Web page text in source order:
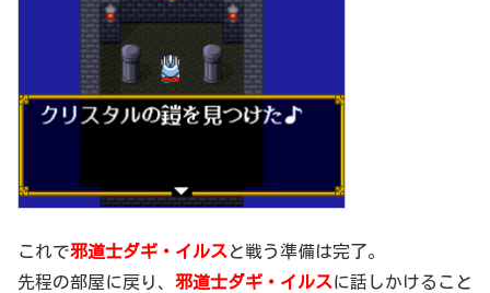
これで邪道士ダギ・イルスと戦う準備は完了。
先程の部屋に戻り、 邪道士ダギ・イルスに話しかけること